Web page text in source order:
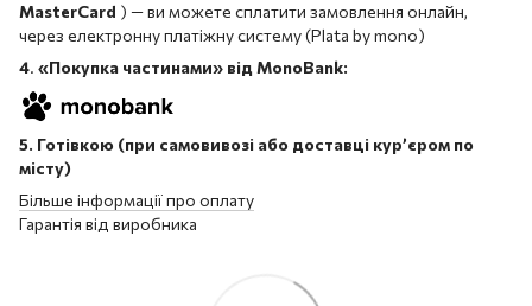
MasterCard ) — ви можете сплатити замовлення онлайн,
через електронну платіжну систему (Plata by mono)
4. «Покупка частинами» від MonoBank:
5. Готівкою (при самовивозі або доставці кур’єром по
місту)
Більше інформації про оплату
Гарантія від виробника